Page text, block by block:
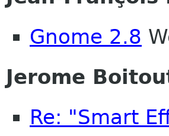
Gnome 2.8
Jerome
Re: "Smart